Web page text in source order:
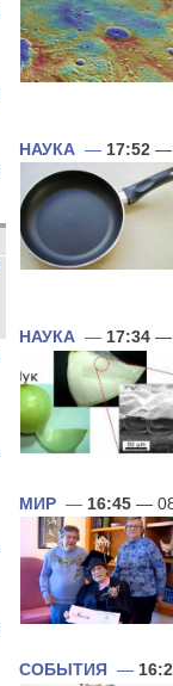
НАУКА — 17:52 —
НАУКА — 17:34 —
МИР — 16:45 —
СОБЫТИЯ —